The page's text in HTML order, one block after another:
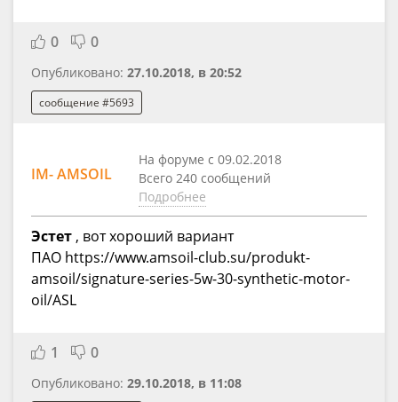
0 0
Опубликовано: 27.10.2018, в 20:52
сообщение #5693
IM- AMSOIL
На форуме с 09.02.2018
Всего 240 сообщений
Подробнее
Эстет , вот хороший вариант
ПАО https://www.amsoil-club.su/produkt-
amsoil/signature-series-5w-30-synthetic-motor-
oil/ASL
1 0
Опубликовано: 29.10.2018, в 11:08